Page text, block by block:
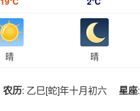
晴 晴
农历: 乙巳[蛇]年十月初六 星座: